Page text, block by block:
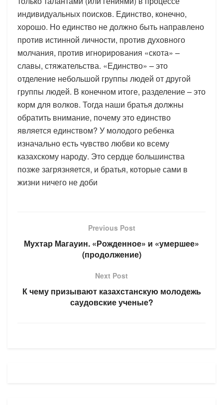
индивидуальных поисков. Единство, конечно,
хорошо. Но единство не должно быть направлено
против истинной личности, против духовного
молчания, против игнорирования «скота» –
славы, стяжательства. «Единство» – это
отделение небольшой группы людей от другой
группы людей. В конечном итоге, разделение – это
корм для волков. Тогда наши братья должны
обратить внимание, почему это единство
является единством? У молодого ребенка
изначально есть чувство любви ко всему
казахскому народу. Это сердце большинства
позже загрязняется, и братья, которые сами в
жизни ничего не доби
Previous Post
Мухтар Магауин. «Рожденное» и «умершее»
(продолжение)
Next Post
К чему призывают казахстанскую молодежь
саудовские ученые?